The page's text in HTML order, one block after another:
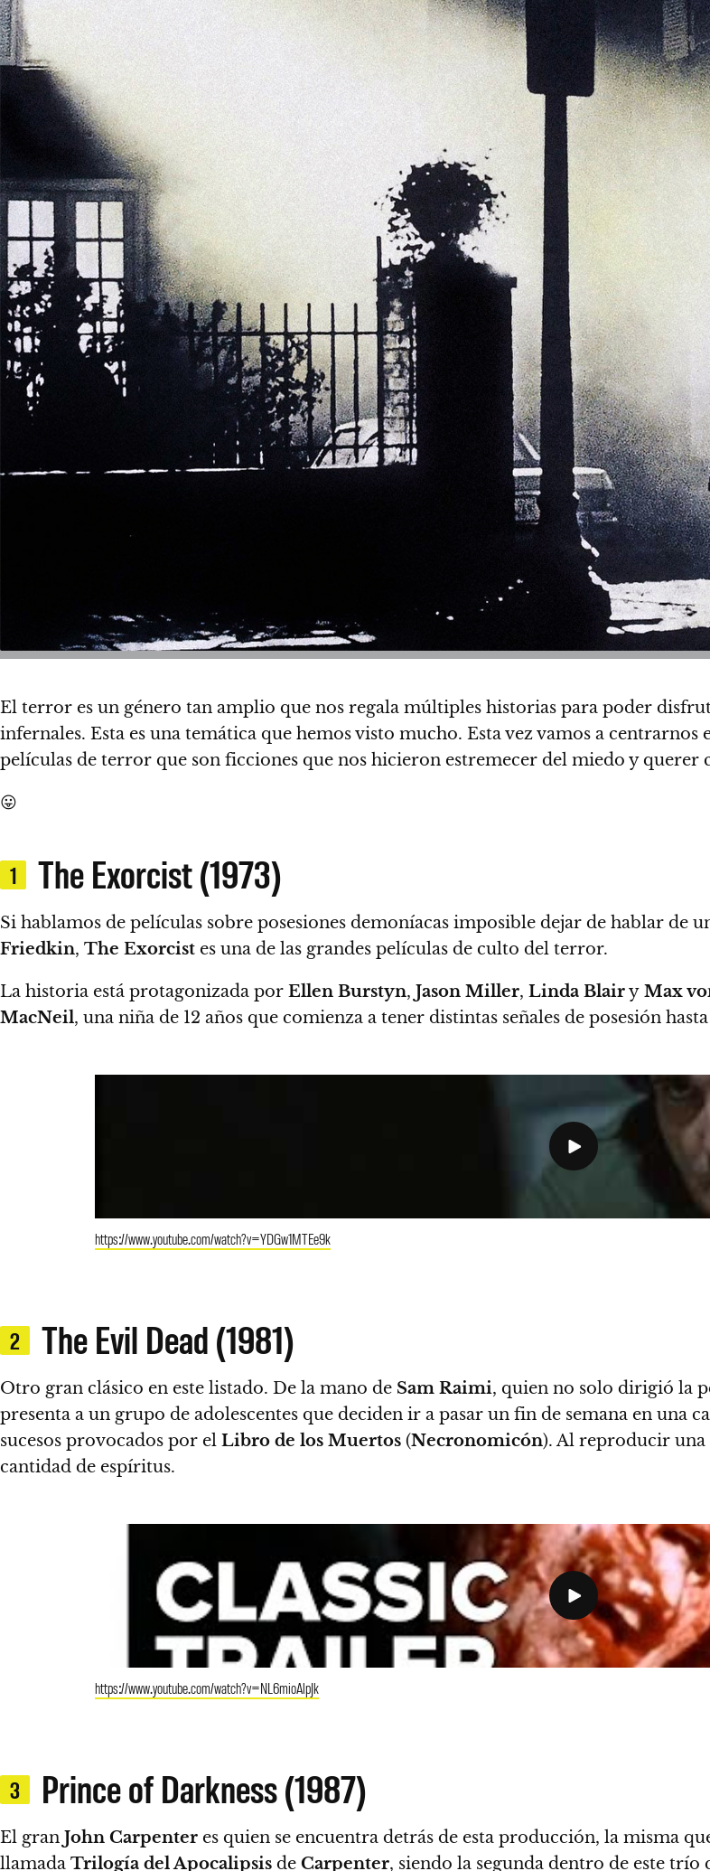
El terror es un género tan amplio que nos regala múltiples historias para poder
infernales. Esta es una temática que hemos visto mucho. Esta vez vamos a
películas de terror que son ficciones que nos hicieron estremecer del miedo y querer
😛
1 The Exorcist (1973)
Si hablamos de películas sobre posesiones demoníacas imposible dejar de hablar de
Friedkin, The Exorcist es una de las grandes películas de culto del terror.
La historia está protagonizada por Ellen Burstyn, Jason Miller, Linda Blairy Max
MacNeil, una niña de 12 años que comienza a tener distintas señales de posesión
https://www.youtube.com/watch?v=YDGw1MTEe9k
2 The Evil Dead (1981)
Otro gran clásico en este listado. De la mano de Sam Raimi, quien no solo dirigió la
presenta a un grupo de adolescentes que deciden ir a pasar un fin de semana en una
sucesos provocados por el Libro de los Muertos (Necronomicón). Al reproducir una
cantidad de espíritus.
https://www.youtube.com/watch?v=NL6mioAlpJk
3 Prince of Darkness (1987)
El gran John Carpenter es quien se encuentra detrás de esta producción, la misma
llamada Trilogía del Apocalipsis de Carpenter, siendo la segunda dentro de este trío